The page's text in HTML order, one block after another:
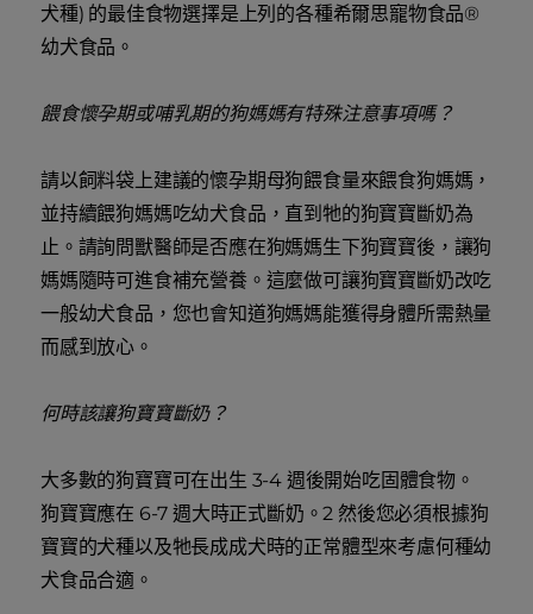
犬種) 的最佳食物選擇是上列的各種希爾思寵物食品®
幼犬食品。
餵食懷孕期或哺乳期的狗媽媽有特殊注意事項嗎？
請以飼料袋上建議的懷孕期母狗餵食量來餵食狗媽媽，
並持續餵狗媽媽吃幼犬食品，直到牠的狗寶寶斷奶為
止。請詢問獸醫師是否應在狗媽媽生下狗寶寶後，讓狗
媽媽隨時可進食補充營養。這麼做可讓狗寶寶斷奶改吃
一般幼犬食品，您也會知道狗媽媽能獲得身體所需熱量
而感到放心。
何時該讓狗寶寶斷奶？
大多數的狗寶寶可在出生 3-4 週後開始吃固體食物。
狗寶寶應在 6-7 週大時正式斷奶。2 然後您必須根據狗
寶寶的犬種以及牠長成成犬時的正常體型來考慮何種幼
犬食品合適。